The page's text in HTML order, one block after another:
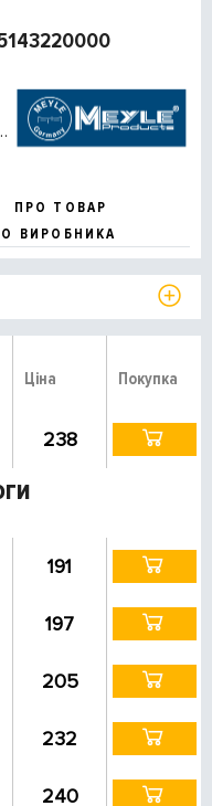
ПРО ТОВАР
ВИРОБНИКА
Ціна Покупка
238
191
197
205
232
240